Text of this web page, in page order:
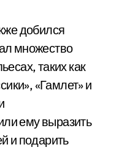
добился
множество
таких как
«Гамлет» и
ему выразить
и подарить